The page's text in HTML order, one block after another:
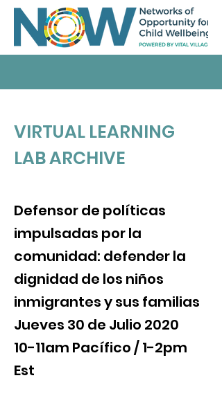
VIRTUAL LEARNING
LAB ARCHIVE
Defensor de políticas
impulsadas por la
comunidad: defender la
dignidad de los niños
inmigrantes y sus familias
Jueves 30 de Julio 2020
10-11am Pacífico / 1-2pm
Est